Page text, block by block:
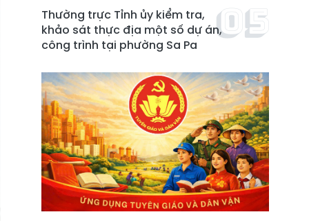
Thường trực Tỉnh ủy kiểm tra,
khảo sát thực địa một số dự án,
công trình tại phường Sa Pa